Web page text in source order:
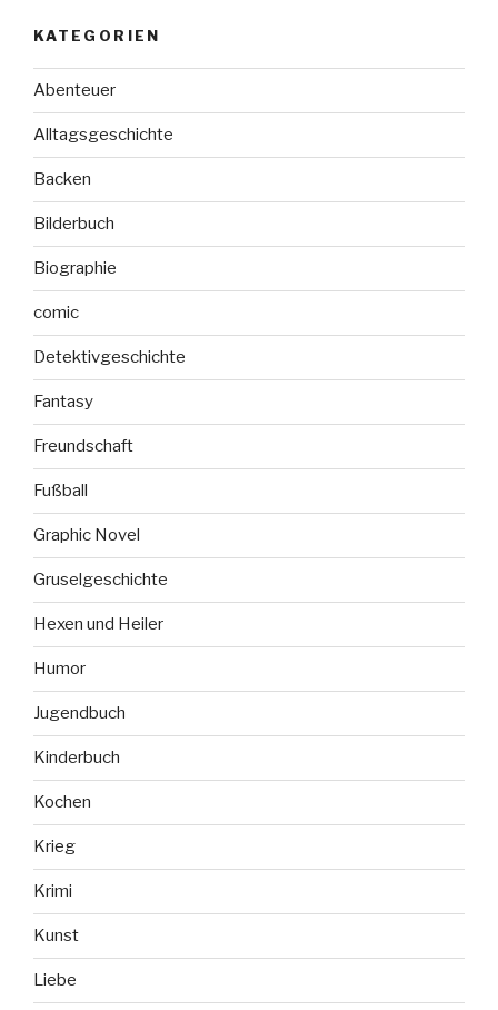
KATEGORIEN
Abenteuer
Alltagsgeschichte
Backen
Bilderbuch
Biographie
comic
Detektivgeschichte
Fantasy
Freundschaft
Fußball
Graphic Novel
Gruselgeschichte
Hexen und Heiler
Humor
Jugendbuch
Kinderbuch
Kochen
Krieg
Krimi
Kunst
Liebe